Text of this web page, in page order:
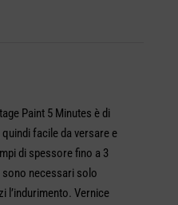
Paint 5 Minutes è di
facile da versare e
di spessore fino a 3
necessari solo
l’indurimento. Vernice